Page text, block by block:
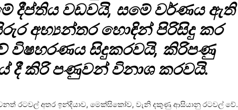
දීප්තිය වඩවයි, සමේ වර්ණය ඇති
අභ්‍යන්තර හොඳින් පිරිසිදු කර
විෂහරණය සිදුකරවයි, කිරිපණු
දී කිරි පණුවන් විනාශ කරවයි.
රටවල් අතර ඉන්දියාව, මෙක්සිකෝව, වැනි දකුණු ආසියානු රටවල් වේ.